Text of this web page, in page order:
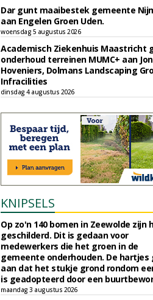
Dar gunt maaibestek gemeente
aan Engelen Groen Uden.
woensdag 5 augustus 2026
Academisch Ziekenhuis Maastricht
onderhoud terreinen MUMC+ aan
Hoveniers, Dolmans Landscaping
Infracilities
dinsdag 4 augustus 2026
KNIPSELS
Op zo'n 140 bomen in Zeewolde zijn
geschilderd. Dit is gedaan voor
medewerkers die het groen in de
gemeente onderhouden. De hartjes
aan dat het stukje grond rondom
is geadopteerd door een
maandag 3 augustus 2026